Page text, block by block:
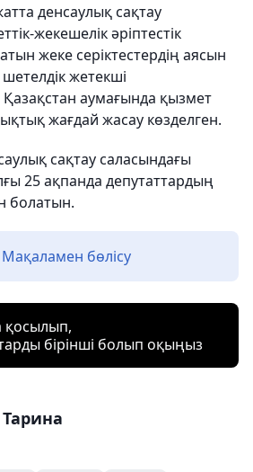
денсаулық сақтау
жекешелік әріптестік
жеке серіктестердің аясын
жетекші
Қазақстан аумағында қызмет
жағдай жасау көзделген.
сақтау саласындағы
25 ақпанда депутаттардың
болатын.
Мақаламен бөлісу
қосылып,
бірінші болып оқыңыз